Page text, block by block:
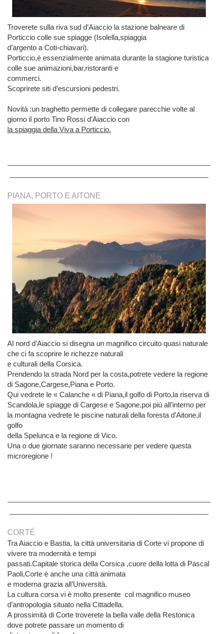
Troverete sulla riva sud d’Aiaccio la stazione balneare di
Porticcio colle sue spiagge (Isolella,spiaggia
d’argento a Coti-chiavari).
Porticcio,è essenzialmente animata durante la stagione turistica
colle sue animazioni,bar,ristoranti e
commerci.
Scoprirete siti d’escursioni pedestri.
Novità :un traghetto permette di collegare parecchie volte al
giorno il porto Tino Rossi d’Aiaccio con
la spiaggia della Viva a Porticcio.
PIANA, PORTO E AITONE
Al nord d’Aiaccio si disegna un magnifico circuito quasi naturale
che ci fa scoprire le richezze naturali
e culturali della Corsica.
Prendendo la strada Nord per la costa,potrete vedere la regione
di Sagone,Cargese,Piana e Porto.
Qui vedrete le « Calanche « di Piana,il golfo di Porto,la riserva di
Scandola,le spiagge di Cargese e Sagone,poi più all’interno per
la montagna vedrete le piscine naturali della foresta d’Aitone,il
golfo
della Spelunca e la regione di Vico.
Una o due giornate saranno necessarie per vedere questa
microregione !
CORTÉ
Tra Aiaccio e Bastia, la città universitaria di Corte vi propone di
vivere tra modernità e tempi
passati.Capitale storica della Corsica ,cuore della lotta di Pascal
Paoli,Corte è anche una città animata
e moderna grazia all’Università.
La cultura corsa vi è molto presente col magnifico museo
d’antropologia situato nella Cittadella.
A prossimità di Corte troverete la bella valle della Restonica
dove potrete passare un momento di